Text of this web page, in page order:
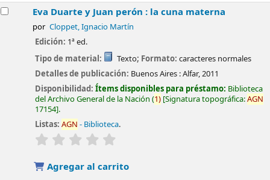
Eva Duarte y Juan perón : la cuna materna
por Cloppet, Ignacio Martín
Edición: 1ª ed.
Tipo de material:
Texto; Formato: caracteres normales
Detalles de publicación: Buenos Aires :Alfar,2011
Disponibilidad:Ítems disponibles para préstamo: Biblioteca
del Archivo General de la Nación (1) Signatura topográfica:AGN
17154 .
Listas: AGN - Biblioteca.
valoración
Agregar al carrito